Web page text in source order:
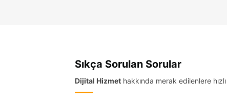
Sıkça Sorulan Sorular
Dijital Hizmet hakkında merak edilenlere